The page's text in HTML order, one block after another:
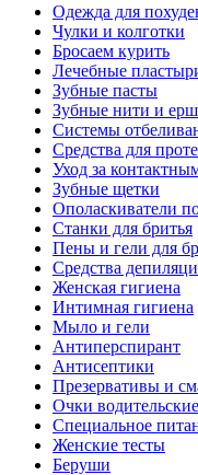
Одежда для
Чулки и колготки
Бросаем курить
Лечебные
Зубные пасты
Зубные нити и
Системы
Средства для
Уход за
Зубные щетки
Ополаскиватели
Станки для бритья
Пены и гели для
Средства
Женская гигиена
Интимная гигиена
Мыло и гели
Антиперспирант
Антисептики
Презервативы и
Очки водительские
Специальное
Женские тесты
Беруши